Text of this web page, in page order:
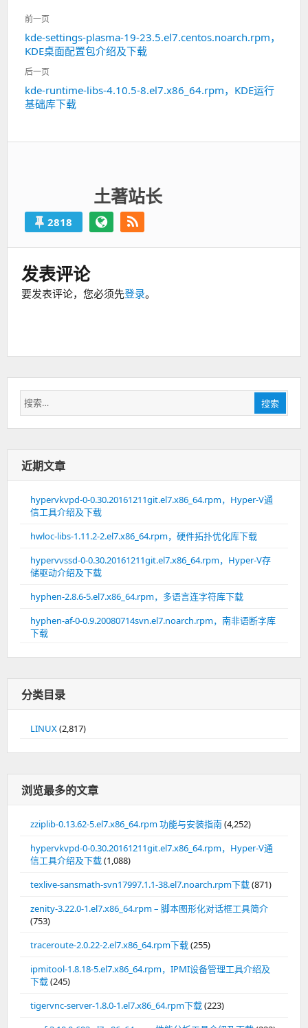
文
章
导
航
前一页
上
一
篇：
kde-settings-plasma-19-23.5.el7.centos.noarch.rpm，
KDE桌面配置包介绍及下载
后一页
下
一
kde-runtime-libs-4.10.5-8.el7.x86_64.rpm，KDE运行
基础库下载
土著站长
2818
发表评论
要发表评论，您必须先登录。
搜
索：
搜索
近期文章
hypervkvpd-0-0.30.20161211git.el7.x86_64.rpm，Hyper-V通
信工具介绍及下载
hwloc-libs-1.11.2-2.el7.x86_64.rpm，硬件拓扑优化库下载
hypervvssd-0-0.30.20161211git.el7.x86_64.rpm，Hyper-V存
储驱动介绍及下载
hyphen-2.8.6-5.el7.x86_64.rpm，多语言连字符库下载
hyphen-af-0-0.9.20080714svn.el7.noarch.rpm，南非语断字库
下载
分类目录
LINUX(2,817)
浏览最多的文章
zziplib-0.13.62-5.el7.x86_64.rpm 功能与安装指南(4,252)
hypervkvpd-0-0.30.20161211git.el7.x86_64.rpm，Hyper-V通
信工具介绍及下载(1,088)
texlive-sansmath-svn17997.1.1-38.el7.noarch.rpm下载(871)
zenity-3.22.0-1.el7.x86_64.rpm – 脚本图形化对话框工具简介
(753)
traceroute-2.0.22-2.el7.x86_64.rpm下载(255)
ipmitool-1.8.18-5.el7.x86_64.rpm，IPMI设备管理工具介绍及
下载(245)
tigervnc-server-1.8.0-1.el7.x86_64.rpm下载(223)